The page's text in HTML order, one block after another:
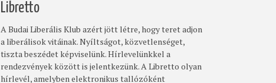
Libretto
A Budai Liberális Klub azért jött létre, hogy teret adjon
a liberálisok vitáinak. Nyíltságot, közvetlenséget,
tiszta beszédet képviselünk. Hírlevelünkkel a
rendezvények között is jelentkezünk. A Libretto olyan
hírlevél, amelyben elektronikus tallózóként